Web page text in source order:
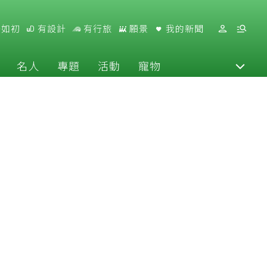
初 有設計 有行旅 願景 我的新聞
名人 專題 活動 寵物